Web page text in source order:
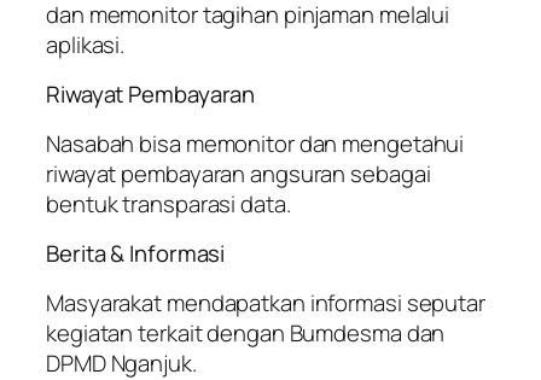
dan memonitor tagihan pinjaman melalui
aplikasi.
Riwayat Pembayaran
Nasabah bisa memonitor dan mengetahui
riwayat pembayaran angsuran sebagai
bentuk transparasi data.
Berita & Informasi
Masyarakat mendapatkan informasi seputar
kegiatan terkait dengan Bumdesma dan
DPMD Nganjuk.